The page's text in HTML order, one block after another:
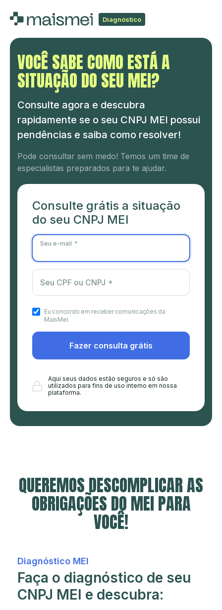
Diagnóstico
VOCÊ SABE COMO ESTÁ A
SITUAÇÃO DO SEU MEI?
Consulte agora e descubra
rapidamente se o seu CNPJ MEI possui
pendências e saiba como resolver!
Pode consultar sem medo! Temos um time de
especialistas preparados para te ajudar.
Consulte grátis a situação
do seu CNPJ MEI
Seu e-mail
Seu CPF ou CNPJ
Eu concordo em receber comunicações da
MaisMei.
Fazer consulta grátis
Aqui seus dados estão seguros e só são
utilizados para fins de uso interno em nossa
plataforma.
QUEREMOS DESCOMPLICAR AS
OBRIGAÇÕES DO MEI PARA
VOCÊ!
Diagnóstico MEI
Faça o diagnóstico de seu
CNPJ MEI e descubra: